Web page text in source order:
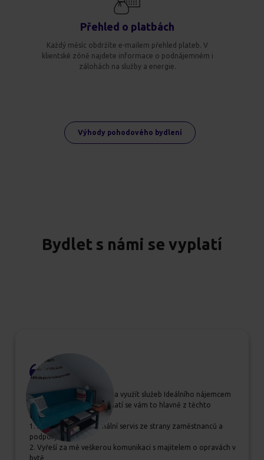
Přehled o platbách
Každý měsíc obdržíte e-mailem přehled plateb. V
klientské zóně najdete informace o podnájemném i
zálohách na služby a energie.
Výhody pohodového bydlení
Bydlet s námi se vyplatí
Pokud se rozhodujete, zda využít služeb Ideálního nájemcem
určitě jim dejte šanci, vyplatí se vám to hlavně z těchto
důvodů:
1. Příjemný a profesionální servis ze strany zaměstnanců a
podpory
2. Vyřeší za mě veškerou komunikaci s majitelem o opravách v
bytě